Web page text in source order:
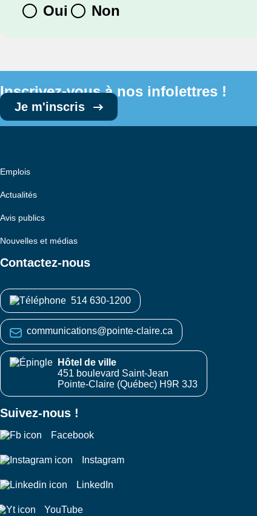
Oui
Non
Inscrivez-vous à nos infolettres !
Je m'inscris
Emplois
Actualités
Avis publics
Nouvelles et médias
Contactez-nous
514 630-1200
communications@pointe-claire.ca
Hôtel de ville
451 boulevard Saint-Jean
Pointe-Claire (Québec) H9R 3J3
Suivez-nous !
Facebook
Instagram
LinkedIn
YouTube